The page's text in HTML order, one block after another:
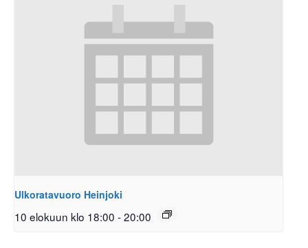
Ulkoratavuoro Heinjoki
10 elokuun klo 18:00 -20:00